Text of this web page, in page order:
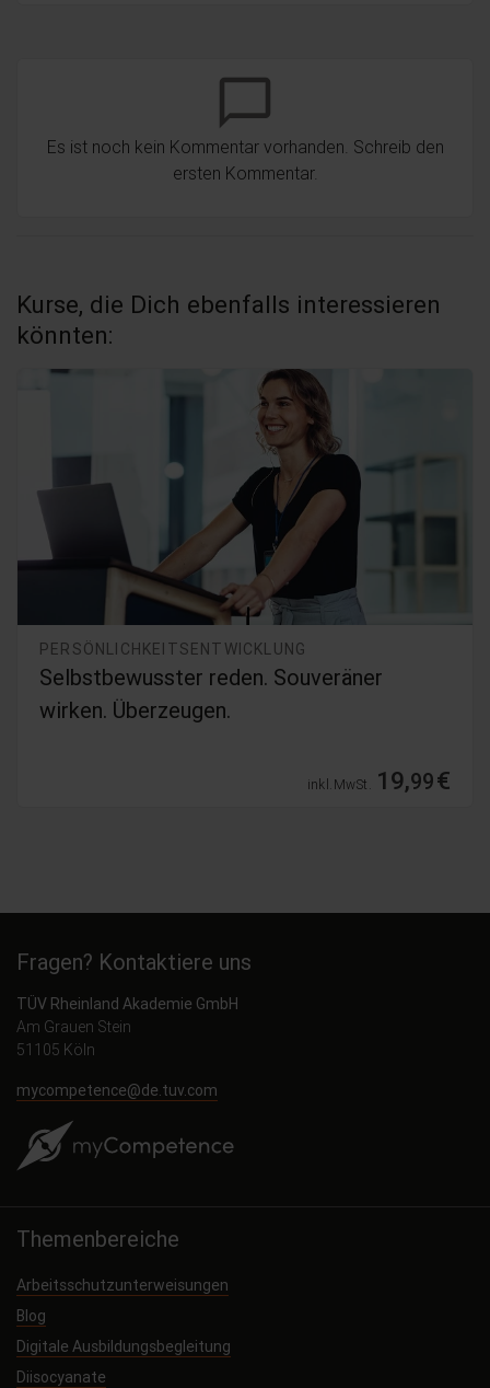
chat_bubble_outline
Es ist noch kein Kommentar vorhanden. Schreib den
ersten Kommentar.
Kurse, die Dich ebenfalls interessieren
könnten:
PERSÖNLICHKEITSENTWICKLUNG
Selbstbewusster reden. Souveräner
wirken. Überzeugen.
inkl. MwSt. 19,99€
Fragen? Kontaktiere uns
TÜV Rheinland Akademie GmbH
Am Grauen Stein
51105 Köln
mycompetence@de.tuv.com
Themenbereiche
Arbeitsschutzunterweisungen
Blog
Digitale Ausbildungsbegleitung
Diisocyanate